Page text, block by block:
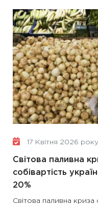
17 Квітня 2026
Світова паливна
собівартість
20%
Світова паливна